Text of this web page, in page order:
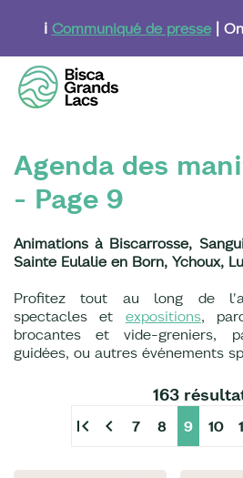
principal
ℹ️ Communiqué de presse|
Agenda des
- Page 9
Animations à Biscarrosse,
Sainte Eulalie en Born, Ychoux,
Profitez tout au long de
spectacles et expositions,
brocantes et vide-greniers,
guidées, ou autres événements
163
first_page chevron_left 7 8 9 10